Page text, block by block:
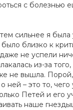
с
сильнее я
близко к
не успели
из-за
не вышла.
– это то,
Петей и
наше